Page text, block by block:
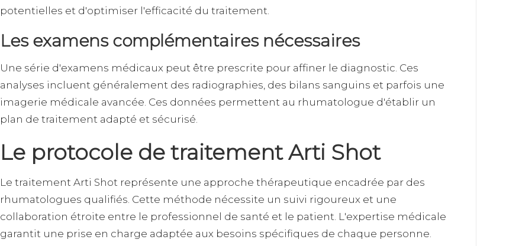
potentielles et d'optimiser l'efficacité du traitement.
Les examens complémentaires nécessaires
Une série d'examens médicaux peut être prescrite pour affiner le diagnostic. Ces
analyses incluent généralement des radiographies, des bilans sanguins et parfois une
imagerie médicale avancée. Ces données permettent au rhumatologue d'établir un
plan de traitement adapté et sécurisé.
Le protocole de traitement Arti Shot
Le traitement Arti Shot représente une approche thérapeutique encadrée par des
rhumatologues qualifiés. Cette méthode nécessite un suivi rigoureux et une
collaboration étroite entre le professionnel de santé et le patient. L'expertise médicale
garantit une prise en charge adaptée aux besoins spécifiques de chaque personne.